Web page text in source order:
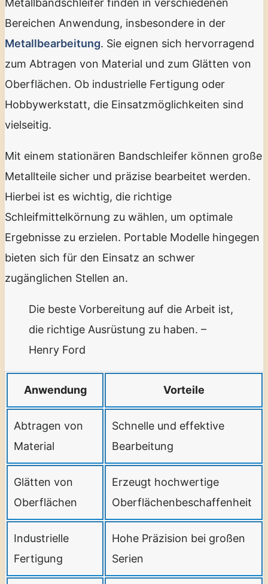
Metallbandschleifer finden in verschiedenen
Bereichen Anwendung, insbesondere in der
Metallbearbeitung. Sie eignen sich hervorragend
zum Abtragen von Material und zum Glätten von
Oberflächen. Ob industrielle Fertigung oder
Hobbywerkstatt, die Einsatzmöglichkeiten sind
vielseitig.
Mit einem stationären Bandschleifer können große
Metallteile sicher und präzise bearbeitet werden.
Hierbei ist es wichtig, die richtige
Schleifmittelkörnung zu wählen, um optimale
Ergebnisse zu erzielen. Portable Modelle hingegen
bieten sich für den Einsatz an schwer
zugänglichen Stellen an.
Die beste Vorbereitung auf die Arbeit ist,
die richtige Ausrüstung zu haben. –
Henry Ford
Anwendung Vorteile
Abtragen von
Material
Schnelle und effektive
Bearbeitung
Glätten von
Oberflächen
Erzeugt hochwertige
Oberflächenbeschaffenheit
Industrielle
Fertigung
Hohe Präzision bei großen
Serien